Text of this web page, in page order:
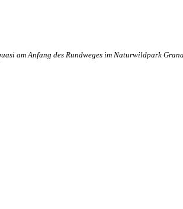
am Anfang des Rundweges im Naturwildpark